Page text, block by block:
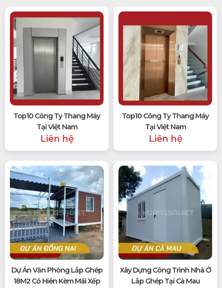
Top10 Công Ty Thang Máy
Tại Việt Nam
Liên hệ
Top10 Công Ty Thang Máy
Tại Việt Nam
Liên hệ
Dự Án Văn Phòng Lắp Ghép
18M2 Có Hiên Kèm Mái Xếp
Xây Dựng Công Trình Nhà Ở
Lắp Ghép Tại Cà Mau